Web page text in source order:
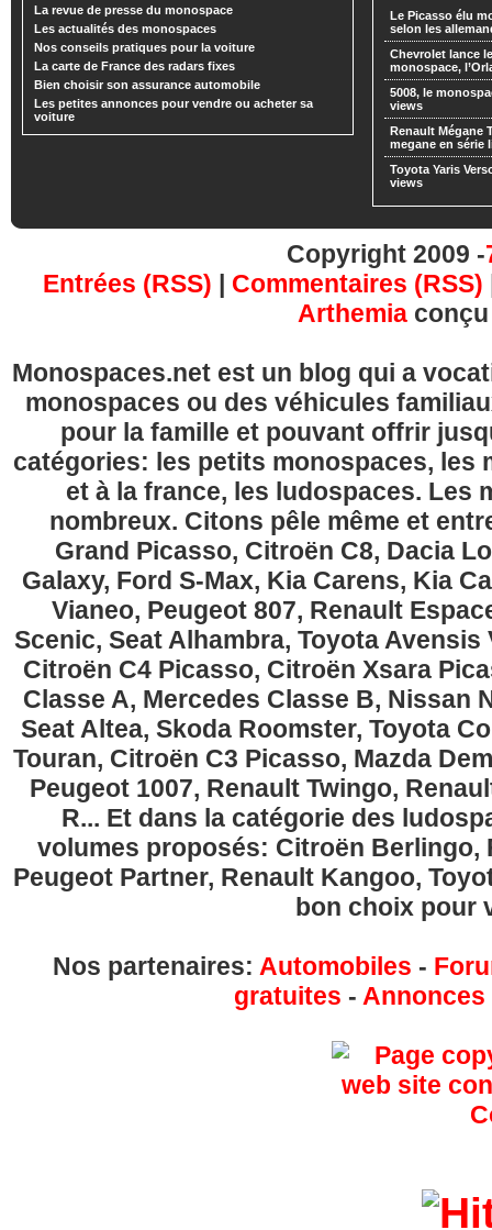
La revue de presse du monospace
Les actualités des monospaces
Nos conseils pratiques pour la voiture
La carte de France des radars fixes
Bien choisir son assurance automobile
Les petites annonces pour vendre ou acheter sa
voiture
Le Picasso élu
selon les
Chevrolet lance
monospace,
5008, le
views
Renault Mégane
megane en série
Toyota Yaris
views
Copyright 2009 -
Entrées (RSS) | Commentaires (RSS)
Arthemia
Monospaces.net est un blog qui a
monospaces ou des véhicules
pour la famille et pouvant offrir
catégories: les petits monospaces, les
et à la france, les ludospaces. Les
nombreux. Citons pêle même et
Grand Picasso, Citroën C8, Dacia
Galaxy, Ford S-Max, Kia Carens, Kia
Vianeo, Peugeot 807, Renault
Scenic, Seat Alhambra, Toyota
Citroën C4 Picasso, Citroën Xsara
Classe A, Mercedes Classe B, Nissan
Seat Altea, Skoda Roomster, Toyota
Touran, Citroën C3 Picasso, Mazda
Peugeot 1007, Renault Twingo,
R... Et dans la catégorie des
volumes proposés: Citroën Berlingo,
Peugeot Partner, Renault Kangoo,
bon choix pour
Nos partenaires: Automobiles -
gratuites -